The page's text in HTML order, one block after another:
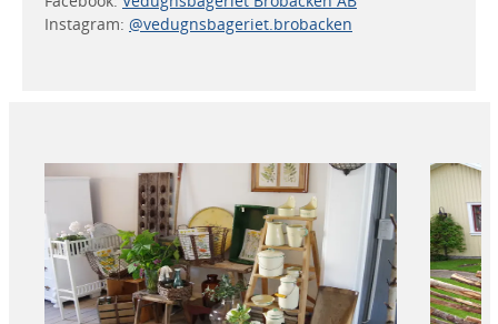
Instagram: @vedugnsbageriet.brobacken